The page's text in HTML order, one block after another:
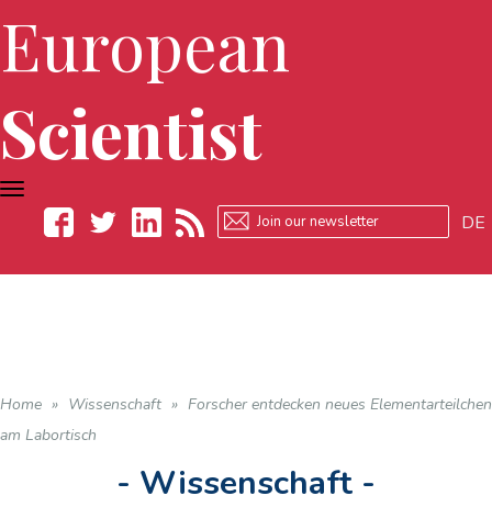
European
Scientist
DE
TOGGLE
NAVIGATION
Home » Wissenschaft » Forscher entdecken neues Elementarteilchen
am Labortisch
- Wissenschaft -